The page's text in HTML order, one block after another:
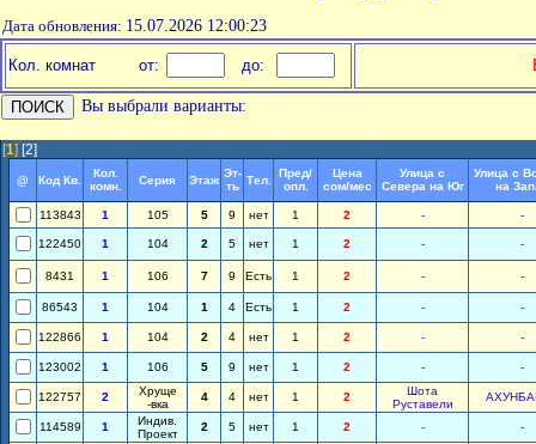
Дата обновления: 15.07.2026 12:00:23
Кол. комнат от: до:
Вы выбрали варианты:
[1] [2]
@ Код Кв.
Кол.
комн.
Серия Этаж
Эт-
ть Тел.
Пред/
опл.
Цена
сом/мес
Улица с
Севера на Юг
Улица с
на
113843 1 105 5 9 нет 1 2 - -
122450 1 104 2 5 нет 1 2 - -
8431 1 106 7 9 Есть 1 2 - -
86543 1 104 1 4 Есть 1 2 - -
122866 1 104 2 4 нет 1 2 - -
123002 1 106 5 9 нет 1 2 - -
122757 2
Хруще
-вка
4 4 нет 1 2
Шота
Руставели
114589 1
Индив.
Проект
2 5 нет 1 2 - -